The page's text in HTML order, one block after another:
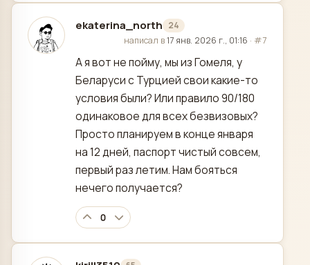
ekaterina_north 24
отредактировано
написал в17 янв. 2026 г., 01:16 · #7
А я вот не пойму, мы из Гомеля, у
Беларуси с Турцией свои какие-то
условия были? Или правило 90/180
одинаковое для всех безвизовых?
Просто планируем в конце января
на 12 дней, паспорт чистый совсем,
первый раз летим. Нам бояться
нечего получается?
0